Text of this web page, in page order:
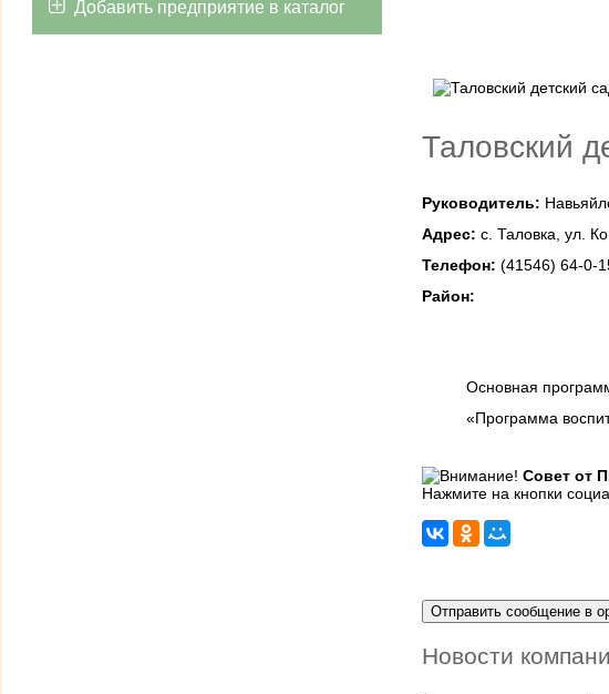
Добавить предприятие в каталог
Таловский
Руководитель:
Адрес: с. Таловка, ул.
Телефон: (41546) 64-0-
Район:
Основная
«Программа
Совет от
Нажмите на кнопки
Новости